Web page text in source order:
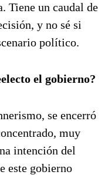
Tiene un caudal de
y no sé si
político.
el gobierno?
se encerró
muy
intención del
este gobierno